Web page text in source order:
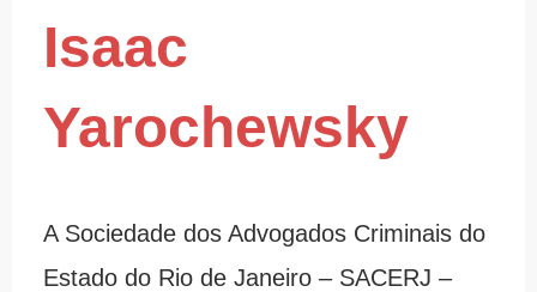
Isaac
Yarochewsky
A Sociedade dos Advogados Criminais do
Estado do Rio de Janeiro – SACERJ –